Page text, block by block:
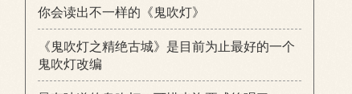
你会读出不一样的《鬼吹灯》
《鬼吹灯之精绝古城》是目前为止最好的一个
鬼吹灯改编